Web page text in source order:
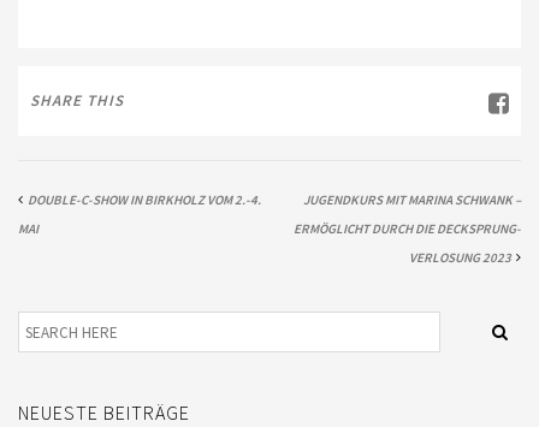
LOGIN
SHARE THIS
DOUBLE-C-SHOW IN BIRKHOLZ VOM 2.-4.
MAI
JUGENDKURS MIT MARINA SCHWANK –
ERMÖGLICHT DURCH DIE DECKSPRUNG-
VERLOSUNG 2023
NEUESTE BEITRÄGE